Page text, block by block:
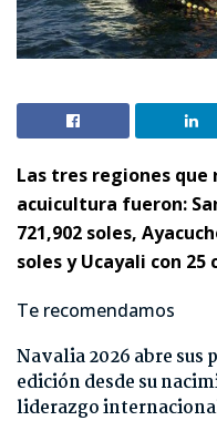
Las tres regiones
acuicultura fueron:
721,902 soles,
soles y Ucayali con 25
Te recomendamos
Navalia 2026 abre
edición desde su
liderazgo